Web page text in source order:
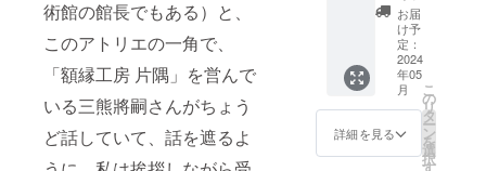
術館の館長でもある）と、
このアトリエの一角で、
「額縁工房 片隅」を営んで
いる三熊將嗣さんがちょう
ど話していて、話を遮るよ
ページ
でご覧
くださ
い。）
誰に与
するわ
けでも
なく、
自然な
コミュ
ティー
ができ
いた。
マグ
リット
の絵と
どこか
テイス
トが繋
がって
いる。
生誕100
年らし
い。50
年後く
らい
に、ど
家の書
棚整理
賞記
（批
評）も
素晴ら
しく、
感激し
た。 こ
れから
の間に
か文中
では別
の場所
に移動
してい
ほどと
は違う
な、交
わって
いない
という
か。」
という
ような
ことを
哉 - 平
岡手帖
に書か
れた作
家は
とっく
に死ん
で、平
定期購
読_12ヶ
月 ＋ ●
作家作
品ポス
トカー
ドサイ
ズ ＋ ●
この作
品の額
お届
け予
定：
2024
年05
月
詳細を見る
こ
の
リ
タ
ー
ン
を
選
択